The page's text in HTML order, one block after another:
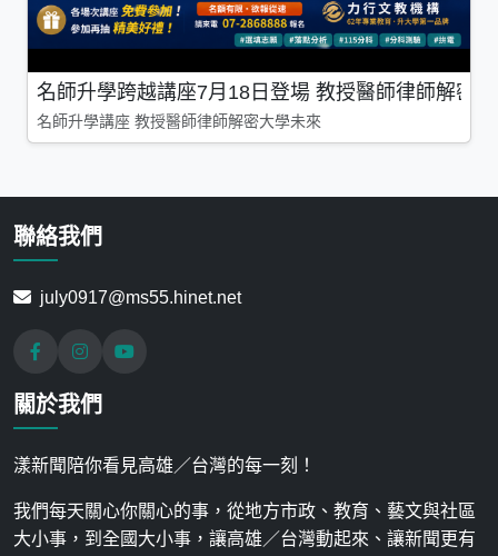
名師升學跨越講座7月18日登場 教授醫師律師解密
名師升學講座 教授醫師律師解密大學未來
聯絡我們
july0917@ms55.hinet.net
關於我們
漾新聞陪你看見高雄／台灣的每一刻！
我們每天關心你關心的事，從地方市政、教育、藝文與社區
大小事，到全國大小事，讓高雄／台灣動起來、讓新聞更有